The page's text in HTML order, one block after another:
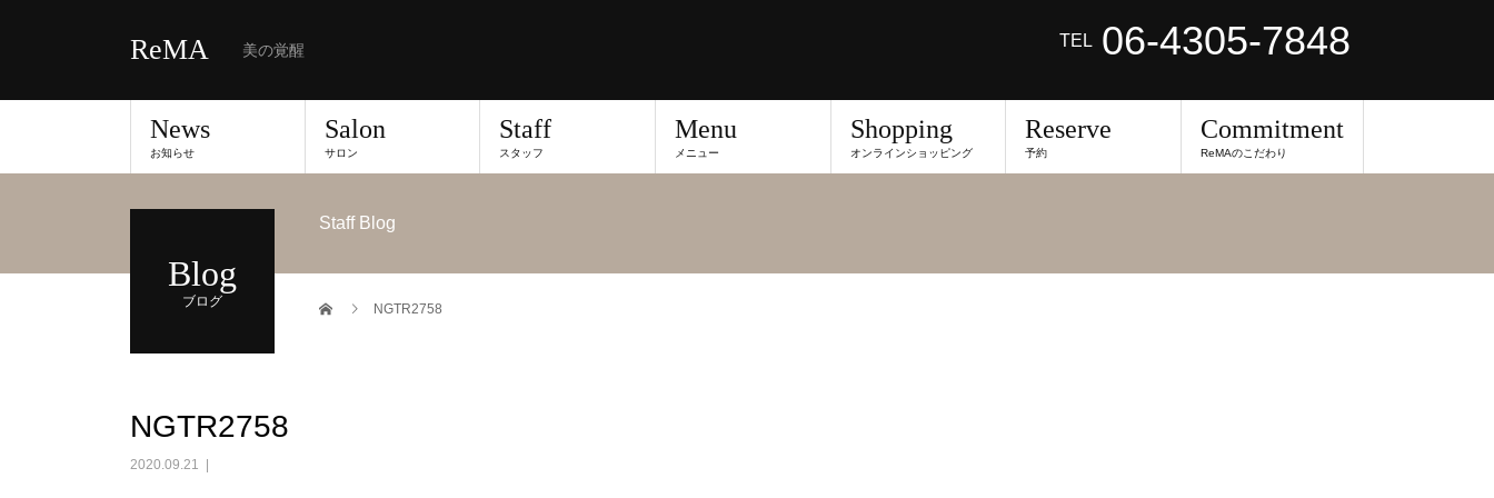
ReMA 美の覚醒 TEL 06-4305-7848
News
お知らせ
Salon
サロン
Staff
スタッフ
Menu
メニュー
Shopping
オンラインショッピング
Reserve
予約
Commitment
ReMAのこだわり
Blog
ブログ
Staff Blog
NGTR2758
NGTR2758
2020.09.21